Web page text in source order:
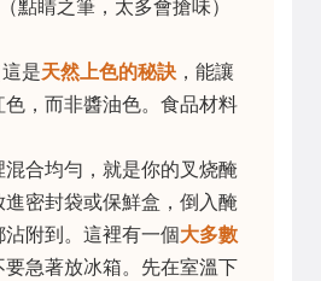
點睛之筆，太多會搶味）
是天然上色的秘訣 ，能讓
色，而非醬油色。食品材料
合均勻，就是你的叉烧醃
密封袋或保鮮盒，倒入醃
附到。這裡有一個大多數
要急著放冰箱。先在室溫下